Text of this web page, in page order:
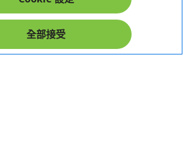
在社群上追蹤 Acer
全部接受